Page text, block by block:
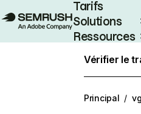
Tarifs
Solutions
Ressources
Vérifier le
Principal /